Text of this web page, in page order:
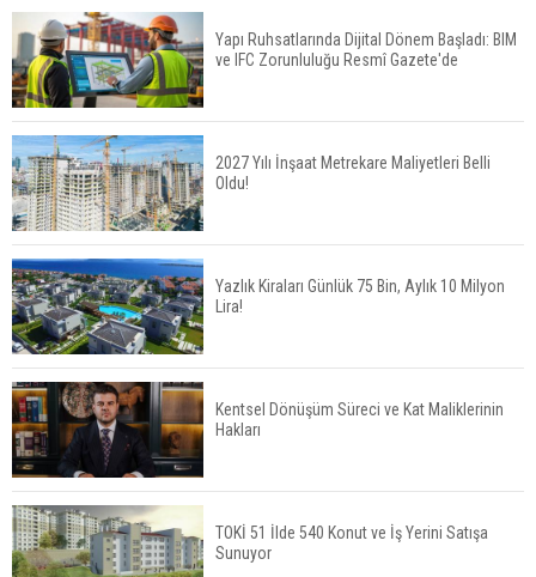
Konut Satışları Güçlü Seyrini Korudu Yabancıya
Satış Geriledi
ABD'de İnşaat Harcamaları Geriledi
Tercih Döneminde Barınma Telaşı Başladı
Aileden Miras Kalan Ev Nasıl Satılır?
İstanbul'da 15 Bin Kiralık Sosyal Konut Eylülde
Yapı Ruhsatlarında Dijital Dönem Başladı: BIM
ve IFC Zorunluluğu Resmî Gazete'de
2027 Yılı İnşaat Metrekare Maliyetleri Belli
Oldu!
Yazlık Kiraları Günlük 75 Bin, Aylık 10 Milyon
Lira!
Kentsel Dönüşüm Süreci ve Kat Maliklerinin
Hakları
TOKİ 51 İlde 540 Konut ve İş Yerini Satışa
Sunuyor